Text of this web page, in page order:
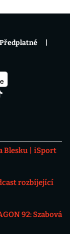
Blesku
iSport
rozbíjející
92: Szabová
Předplatné